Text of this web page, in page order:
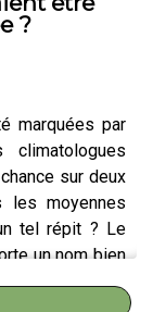
?
marquées par
sur deux
moyennes
tel répit ? Le
un nom bien